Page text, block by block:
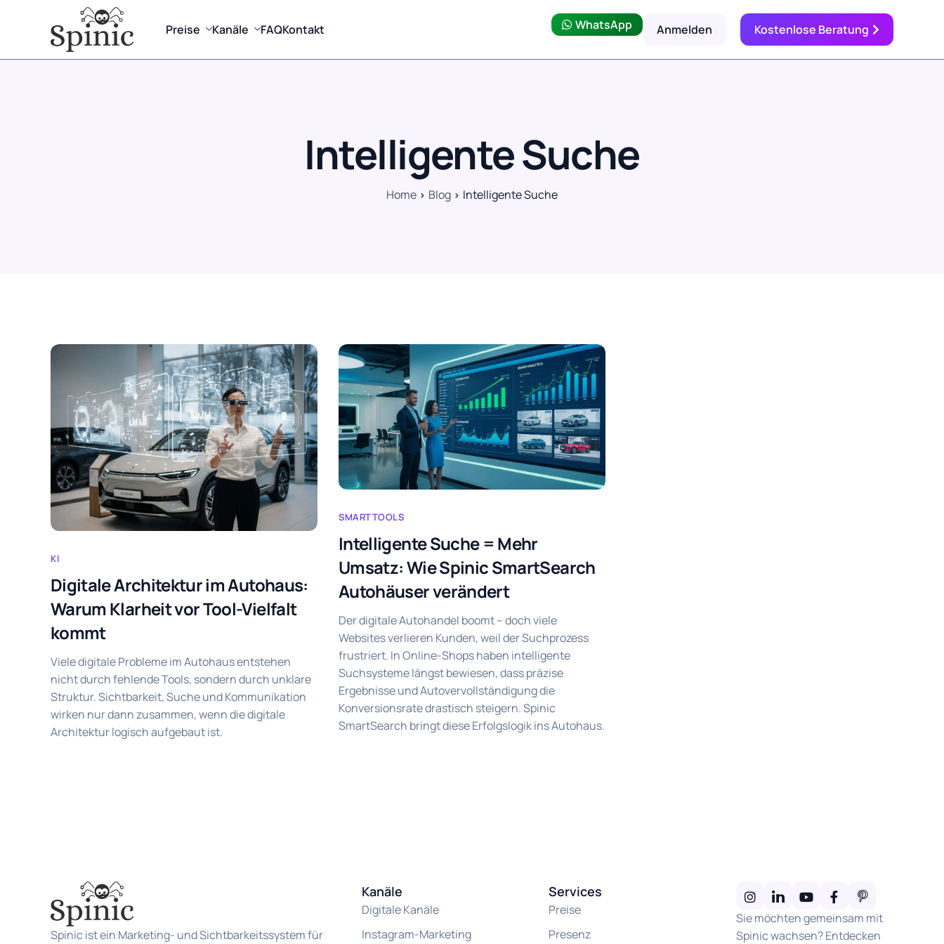
Preise Kanäle FAQKontakt WhatsApp Anmelden Kostenlose Beratung
Intelligente Suche
Home Blog Intelligente Suche
KI
Digitale Architektur im Autohaus:
Warum Klarheit vor Tool-Vielfalt
kommt
Viele digitale Probleme im Autohaus entstehen
nicht durch fehlende Tools, sondern durch unklare
Struktur. Sichtbarkeit, Suche und Kommunikation
wirken nur dann zusammen, wenn die digitale
Architektur logisch aufgebaut ist.
SMARTTOOLS
Intelligente Suche = Mehr
Umsatz: Wie Spinic SmartSearch
Autohäuser verändert
Der digitale Autohandel boomt – doch viele
Websites verlieren Kunden, weil der Suchprozess
frustriert. In Online-Shops haben intelligente
Suchsysteme längst bewiesen, dass präzise
Ergebnisse und Autovervollständigung die
Konversionsrate drastisch steigern. Spinic
SmartSearch bringt diese Erfolgslogik ins Autohaus.
Spinic ist ein Marketing- und Sichtbarkeitssystem für
Kanäle
Digitale Kanäle
Instagram-Marketing
Services
Preise
Presenz
Sie möchten gemeinsam mit
Spinic wachsen? Entdecken